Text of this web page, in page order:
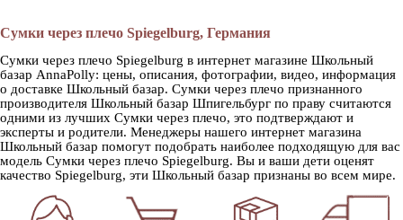
Сумки через плечо Spiegelburg, Германия
Сумки через плечо Spiegelburg в интернет магазине Школьный
базар AnnaPolly: цены, описания, фотографии, видео, информация
о доставке Школьный базар. Сумки через плечо признанного
производителя Школьный базар Шпигельбург по праву считаются
одними из лучших Сумки через плечо, это подтверждают и
эксперты и родители. Менеджеры нашего интернет магазина
Школьный базар помогут подобрать наиболее подходящую для вас
модель Сумки через плечо Spiegelburg. Вы и ваши дети оценят
качество Spiegelburg, эти Школьный базар признаны во всем мире.